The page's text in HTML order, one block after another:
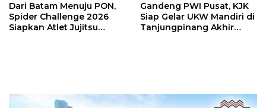
Dari Batam Menuju PON,
Spider Challenge 2026
Siapkan Atlet Jujitsu
Gandeng PWI Pusat, KJK
Siap Gelar UKW Mandiri di
Tanjungpinang Akhir